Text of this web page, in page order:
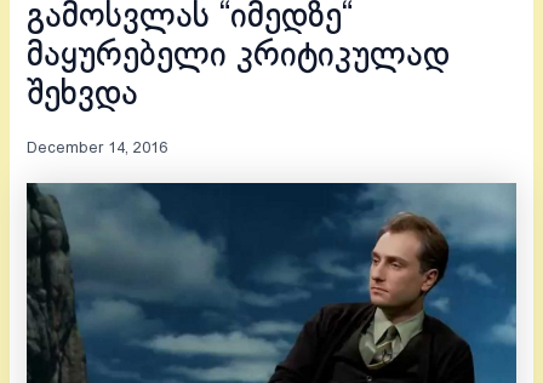
გამოსვლას “იმედზე“
მაყურებელი კრიტიკულად
შეხვდა
December 14, 2016